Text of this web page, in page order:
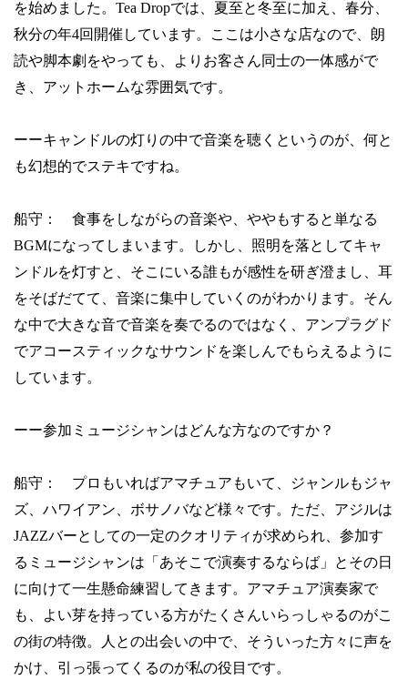
を始めました。 Tea Dropでは、夏至と冬至に加え、春分、
秋分の年4回開催しています。ここは小さな店なので、朗
読や脚本劇をやっても、よりお客さん同士の一体感がで
き、アットホームな雰囲気です。
ーーキャンドルの灯りの中で音楽を聴くというのが、何と
も幻想的でステキですね。
船守： 食事をしながらの音楽や、ややもすると単なる
BGMになってしまいます。しかし、照明を落としてキャ
ンドルを灯すと、そこにいる誰もが感性を研ぎ澄まし、耳
をそばだてて、音楽に集中していくのがわかります。そん
な中で大きな音で音楽を奏でるのではなく、アンプラグド
でアコースティックなサウンドを楽しんでもらえるように
しています。
ーー参加ミュージシャンはどんな方なのですか？
船守： プロもいればアマチュアもいて、ジャンルもジャ
ズ、ハワイアン、ボサノバなど様々です。ただ、アジルは
JAZZバーとしての一定のクオリティが求められ、参加す
るミュージシャンは「あそこで演奏するならば」とその日
に向けて一生懸命練習してきます。アマチュア演奏家で
も、よい芽を持っている方がたくさんいらっしゃるのがこ
の街の特徴。人との出会いの中で、そういった方々に声を
かけ、引っ張ってくるのが私の役目です。